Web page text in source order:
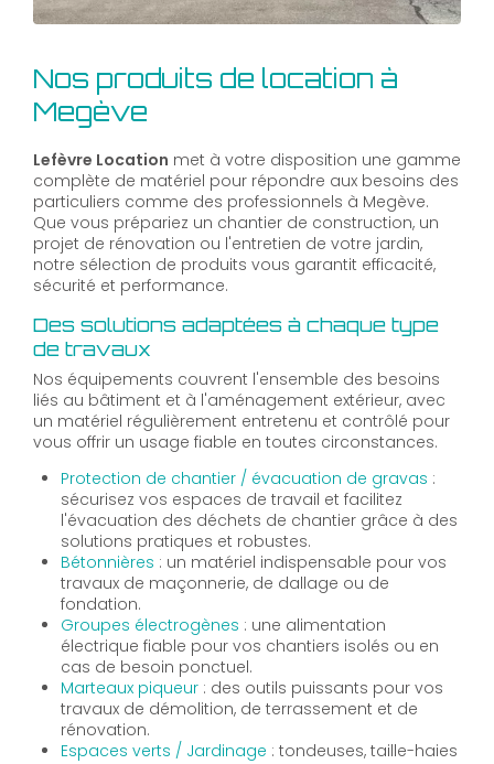
Nos produits de location à
Megève
Lefèvre Location met à votre disposition une gamme
complète de matériel pour répondre aux besoins des
particuliers comme des professionnels à Megève.
Que vous prépariez un chantier de construction, un
projet de rénovation ou l'entretien de votre jardin,
notre sélection de produits vous garantit efficacité,
sécurité et performance.
Des solutions adaptées à chaque type
de travaux
Nos équipements couvrent l'ensemble des besoins
liés au bâtiment et à l'aménagement extérieur, avec
un matériel régulièrement entretenu et contrôlé pour
vous offrir un usage fiable en toutes circonstances.
Protection de chantier / évacuation de gravas :
sécurisez vos espaces de travail et facilitez
l'évacuation des déchets de chantier grâce à des
solutions pratiques et robustes.
Bétonnières : un matériel indispensable pour vos
travaux de maçonnerie, de dallage ou de
fondation.
Groupes électrogènes : une alimentation
électrique fiable pour vos chantiers isolés ou en
cas de besoin ponctuel.
Marteaux piqueur : des outils puissants pour vos
travaux de démolition, de terrassement et de
rénovation.
Espaces verts / Jardinage : tondeuses, taille-haies